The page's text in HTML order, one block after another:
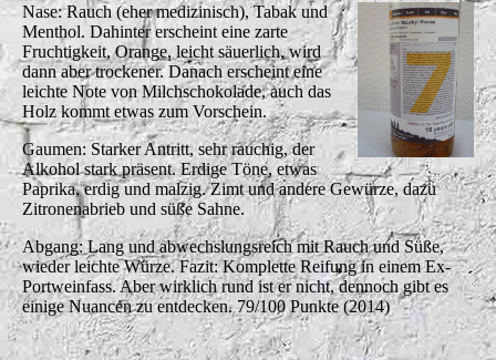
Nase: Rauch (eher medizinisch), Tabak und
Menthol. Dahinter erscheint eine zarte
Fruchtigkeit, Orange, leicht säuerlich, wird
dann aber trockener. Danach erscheint eine
leichte Note von Milchschokolade, auch das
Holz kommt etwas zum Vorschein.
Gaumen: Starker Antritt, sehr rauchig, der
Alkohol stark präsent. Erdige Töne, etwas
Paprika, erdig und malzig. Zimt und andere Gewürze, dazu
Zitronenabrieb und süße Sahne.
Abgang: Lang und abwechslungsreich mit Rauch und Süße,
wieder leichte Würze. Fazit: Komplette Reifung in einem Ex-
Portweinfass. Aber wirklich rund ist er nicht, dennoch gibt es
einige Nuancen zu entdecken. 79/100 Punkte (2014)